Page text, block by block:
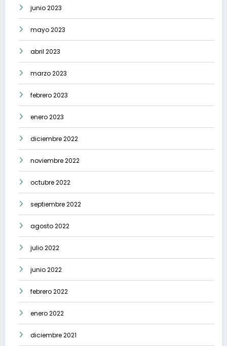
junio 2023
mayo 2023
abril 2023
marzo 2023
febrero 2023
enero 2023
diciembre 2022
noviembre 2022
octubre 2022
septiembre 2022
agosto 2022
julio 2022
junio 2022
febrero 2022
enero 2022
diciembre 2021